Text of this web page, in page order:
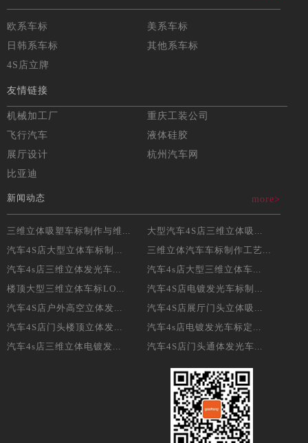
欧系车标
美系车标
日韩系车标
其他系车标
4S店立牌
友情链接
机械加工厂
重庆工装公司
飞行汽车
液体硅胶
展厅设计
杭州汽车网
比亚迪
新闻动态 more>
三维立体吸塑车标制作与维...
大型汽车4S店三维立体吸...
汽车4S店大型立体车标制...
三维立体汽车车标制作工艺...
汽车4s店三维立体发光车...
汽车4s店大型三维立体车...
楼顶大型三维立体车标LO...
汽车4S店电镀发光车标制...
汽车4S店户外高空立体发...
汽车4S店展厅门头立体吸...
汽车4S店门头楼顶立体发...
汽车4s店电镀发光车标定...
汽车4s店三维立体电镀发...
汽车4S店门头通体发光车...